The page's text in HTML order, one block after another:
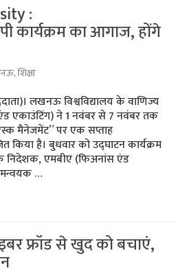
:
कार्यक्रम का आगाज, होंगे
,शिक्षा
लखनऊ विश्वविद्यालय के वाणिज्य
एकाउंटिंग) ने 1 नवंबर से 7 नवंबर तक
मैनेजमेंट” पर एक सप्ताह
किया है। बुधवार को उद्घाटन कार्यक्रम
निदेशक, एमबीए (फिअनांस एंड
…
फ्रॉड से खुद को बचाएं,